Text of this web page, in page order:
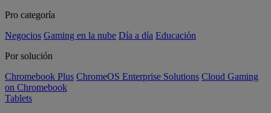
Pro categoría
Negocios Gaming en la nube Día a día Educación
Por solución
Chromebook Plus ChromeOS Enterprise Solutions Cloud Gaming
on Chromebook
Tablets